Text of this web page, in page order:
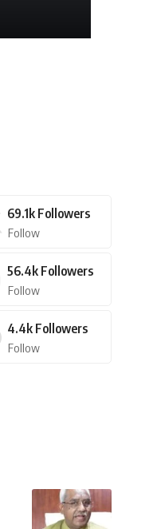
69.1k Followers
Follow
56.4k Followers
Follow
4.4k Followers
Follow